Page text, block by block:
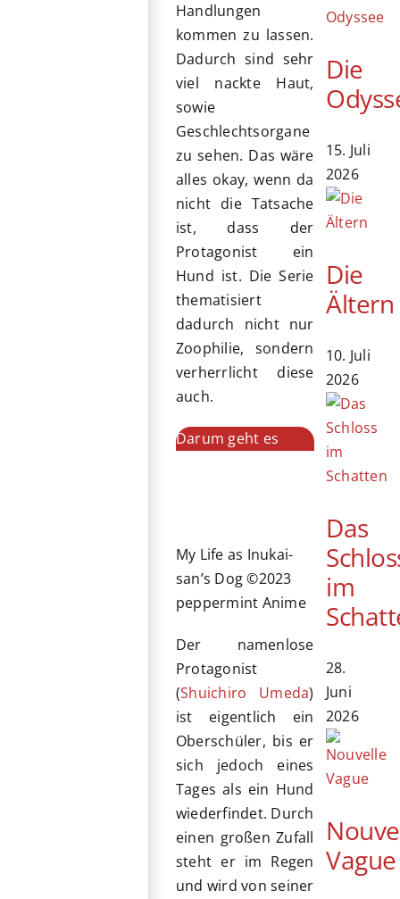
Handlungen
kommen zu lassen.
Dadurch sind sehr
viel nackte Haut,
sowie
Geschlechtsorgane
zu sehen. Das wäre
alles okay, wenn da
nicht die Tatsache
ist, dass der
Protagonist ein
Hund ist. Die Serie
thematisiert
dadurch nicht nur
Zoophilie, sondern
verherrlicht diese
auch.
Darum geht es
My Life as Inukai-
san’s Dog ©2023
peppermint Anime
Der namenlose
Protagonist
(Shuichiro Umeda)
ist eigentlich ein
Oberschüler, bis er
sich jedoch eines
Tages als ein Hund
wiederfindet. Durch
einen großen Zufall
steht er im Regen
und wird von seiner
Die
15. Juli
2026
Die
Ältern
10. Juli
2026
Das
im
28.
Juni
2026
Vague